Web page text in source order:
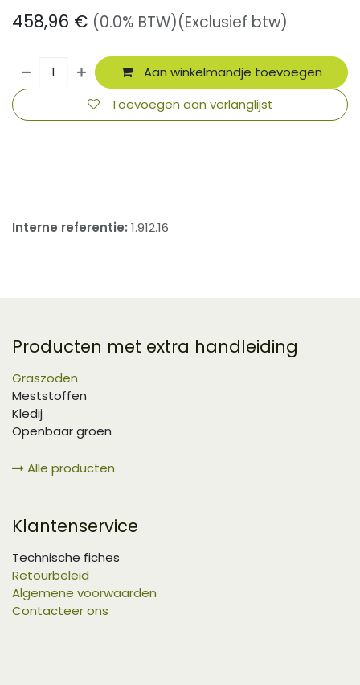
458,96 € (0.0% BTW)(Exclusief btw)
Aan winkelmandje toevoegen
Toevoegen aan verlanglijst
Interne referentie: 1.912.16
Producten met extra handleiding
Graszoden
Meststoffen
Kledij
Openbaar groen
Alle producten
Klantenservice
Technische fiches
Retourbeleid
Algemene voorwaarden
Contacteer ons